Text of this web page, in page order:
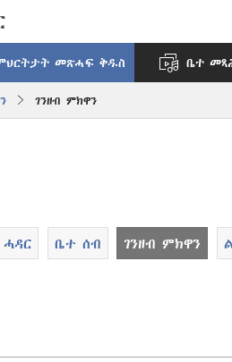
መጽሓፍ ቅዱስ ቤተ
ገንዘብ ምክዋን
ሓዳር ቤተ ሰብ ገንዘብ ምክዋን